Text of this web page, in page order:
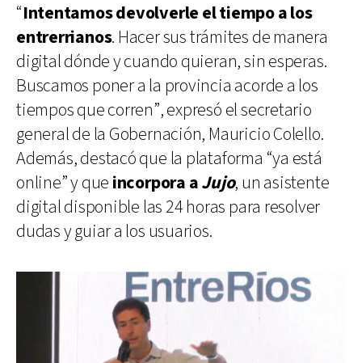
“Intentamos devolverle el tiempo a los
entrerrianos. Hacer sus trámites de manera
digital dónde y cuando quieran, sin esperas.
Buscamos poner a la provincia acorde a los
tiempos que corren”, expresó el secretario
general de la Gobernación, Mauricio Colello.
Además, destacó que la plataforma “ya está
online” y que incorpora aJujo, un asistente
digital disponible las 24 horas para resolver
dudas y guiar a los usuarios.